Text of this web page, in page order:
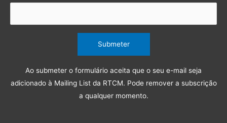
Ao submeter o formulário aceita que o seu e-mail seja
adicionado à Mailing List da RTCM. Pode remover a subscrição
a qualquer momento.